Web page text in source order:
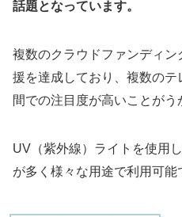
話題となっています。
複数のクラウドファンディ
援を達成しており、複数の
間での注目度が高いことがう
UV（紫外線）ライトを使用
が多く様々な用途で利用可能